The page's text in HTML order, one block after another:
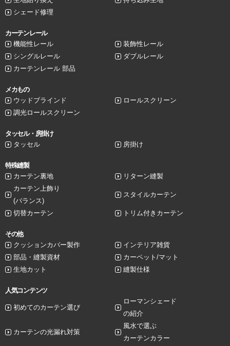
シェード修理
カーテンレール
機能性レール
装飾性レール
シングルレール
ダブルレール
カーテンレール 部品
メカもの
ウッドブラインド
ロールスクリーン
調光ロールスクリーン
タッセル・房掛け
タッセル
房掛け
特殊縫製
カーテン裏地
リターン縫製
カーテン上飾り
(バランス)
スタイルカーテン
切替カーテン トリム付きカーテン
その他
クッションカバー製作
インテリア雑貨
部品・縫製資材
カーペット/マット
生地カット
縫製仕様
人気コンテンツ
初めてのカーテン選び
ローマンシェード
の紹介
カーテンの光漏れ対策
風水で選ぶ
カーテンカラー